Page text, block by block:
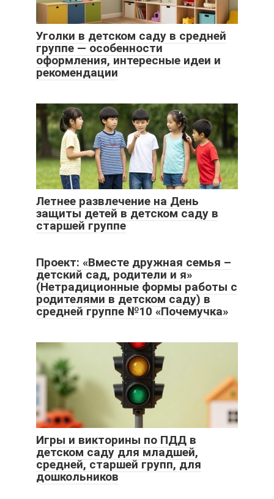
Уголки в детском саду в средней
группе — особенности
оформления, интересные идеи и
рекомендации
Летнее развлечение на День
защиты детей в детском саду в
старшей группе
Проект: «Вместе дружная семья –
детский сад, родители и я»
(Нетрадиционные формы работы с
родителями в детском саду) в
средней группе №10 «Почемучка»
Игры и викторины по ПДД в
детском саду для младшей,
средней, старшей групп, для
дошкольников